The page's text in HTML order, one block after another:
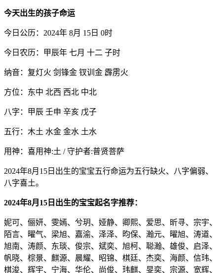
今天出生的孩子命运
今日公历：2024年 8月 15日 0时
今日农历：甲辰年 七月 十二 子时
纳音：复灯火 剑锋金 钗训金 霹雳火
方位：东中 北西 西北 中北
八字：甲辰 壬申 辛亥 戊子
五行：木土 水金 金水 土水
用神：喜用神:土 / 守护者:普贤菩萨
2024年8月15日出生的宝宝五行命运为五行缺火、八字偏弱、
八字喜土。
2024年8月15日出生的宝宝起名字推荐：
妮可、俪妍、雯嫣、兮玥、娅静、卿熙、爱思、昕寻、宗宇、
陌言、曜气、梁旭、嘉渝、泽泽、昀保、瀚元、曜旭、涛道、
旭南、涛颜、东琰、俊宗、斌奕、旭柯、聪瀚、雄俊、启泽、
帆晓、棕景、麒源、晨耀、昭锦、棋廷、杰奕、海颜、信玮、
棋浚、辉宇、宁海、华伦、尚俊、玮麒、旻奕、宗源、宽辉、